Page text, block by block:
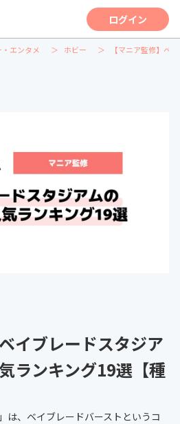
ログイン
エンタメ ホビー 【マニア監修】ベ
イブレードスタジア
ランキング19選【種
は、ベイブレードバーストというコ